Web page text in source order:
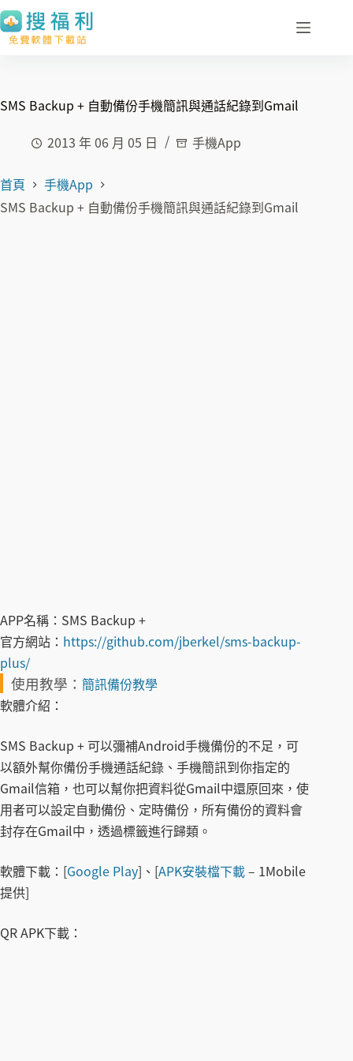
跳
至
容
SMS Backup + 自動備份手機簡訊與通話紀錄到Gmail
2013 年 06 月 05 日
手機App
首頁
手機App
SMS Backup + 自動備份手機簡訊與通話紀錄到Gmail
APP名稱： SMS Backup +
官方網站： https://github.com/jberkel/sms-backup-
plus/
使用教學： 簡訊備份教學
軟體介紹：
SMS Backup + 可以彌補Android手機備份的不足，可
以額外幫你備份手機通話紀錄、手機簡訊到你指定的
Gmail信箱，也可以幫你把資料從Gmail中還原回來，使
用者可以設定自動備份、定時備份，所有備份的資料會
封存在Gmail中，透過標籤進行歸類。
軟體下載： [Google Play]、[APK安裝檔下載– 1Mobile
提供]
QR APK下載：